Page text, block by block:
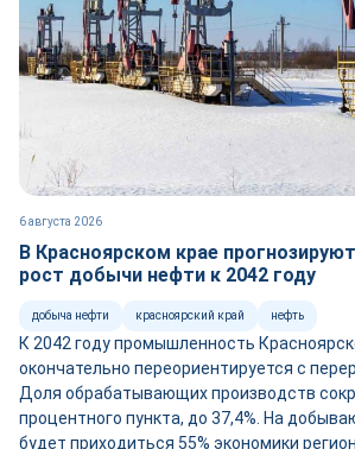
6 августа 2026
В Красноярском крае
рост добычи нефти к 2042 году
добыча нефти красноярский край нефть
К 2042 году промышленность
окончательно переориентируется с
Доля обрабатывающих производств
процентного пункта, до 37,4%. На
будет приходиться 55% экономики